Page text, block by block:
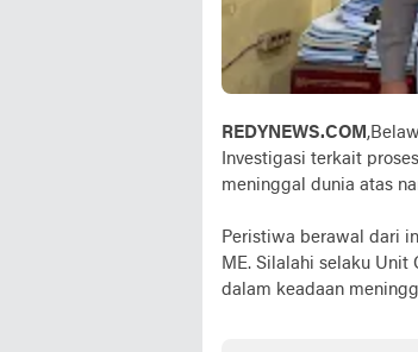
REDYNEWS.COM
Investigasi terkait
meninggal dunia atas
Peristiwa berawal dari
ME. Silalahi selaku Unit
dalam keadaan